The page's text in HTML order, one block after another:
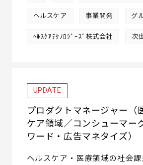
ヘルスケア 事業開発 グ
ﾍﾙｽｹｱﾃｸﾉﾛｼﾞｰｽﾞ株式会社 次
UPDATE
プロダクトマネージャー（
ケア領域／コンシューマー
ワード・広告マネタイズ）
ヘルスケア・医療領域の社会